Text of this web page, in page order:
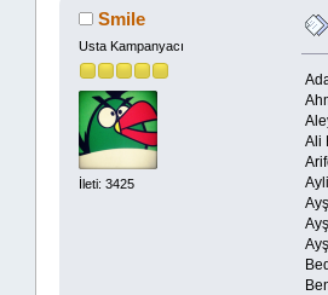
Smile
Usta Kampanyacı
İleti: 3425
Ali